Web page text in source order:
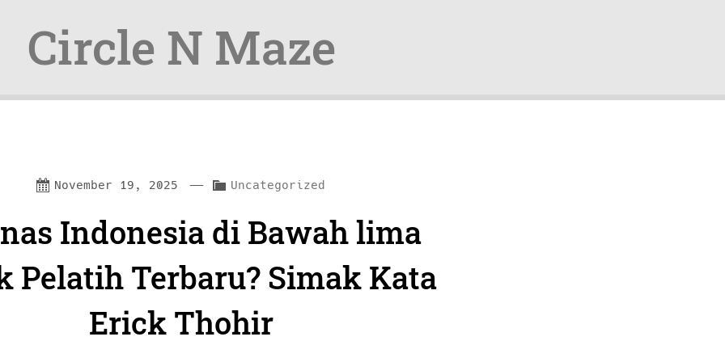
Circle N Maze
November 19, 2025 —C
g
r
Uncategorized
Indonesia di Bawah lima
Pelatih Terbaru? Simak Kata
Erick Thohir